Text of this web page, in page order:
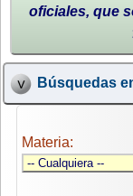
oficiales, que
Búsquedas
Materia: